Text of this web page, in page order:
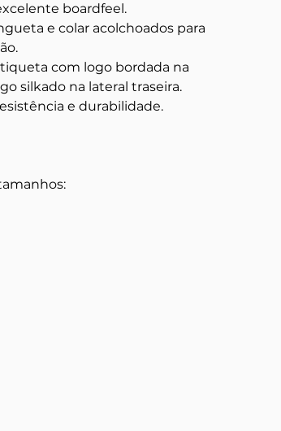
boardfeel.
e colar acolchoados para
com logo bordada na
silkado na lateral traseira.
e durabilidade.